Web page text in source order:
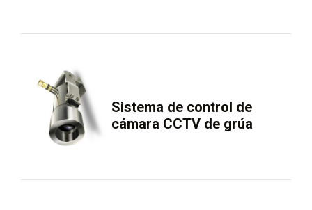
Sistema de control de
cámara CCTV de grúa